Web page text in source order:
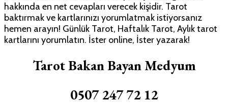
hakkında en net cevapları verecek kişidir. Tarot
baktırmak ve kartlarınızı yorumlatmak istiyorsanız
hemen arayın! Günlük Tarot, Haftalık Tarot, Aylık tarot
kartlarını yorumlatın. İster online, İster yazarak!
Tarot Bakan Bayan Medyum
0507 247 72 12